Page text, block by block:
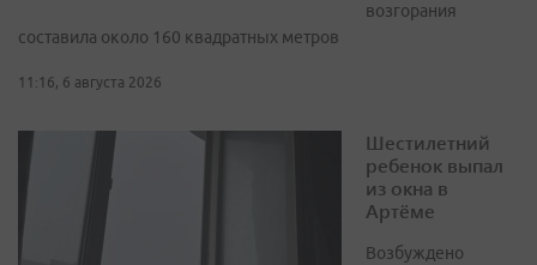
возгорания
составила около 160 квадратных метров
11:16, 6 августа 2026
Шестилетний
ребенок выпал
из окна в
Артёме
Возбуждено